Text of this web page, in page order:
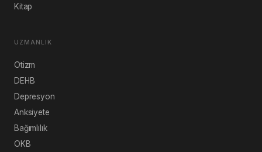
Kitap
UZMANLIK
Otizm
DEHB
Depresyon
Anksiyete
Bağımlılık
OKB